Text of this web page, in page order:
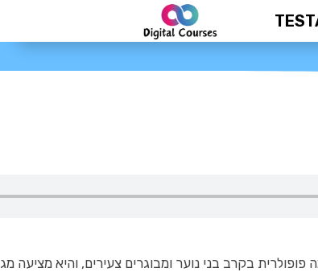
בקרב בני נוער ומבוגרים צעירים, והיא מציעה